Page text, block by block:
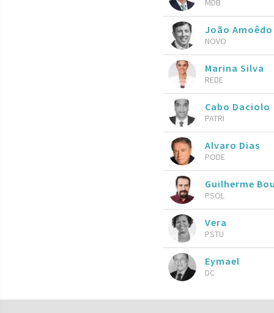
João Amoêdo
NOVO
Marina Silva
REDE
Cabo Daciolo
PATRI
Alvaro Dias
PODE
Guilherme
PSOL
Vera
PSTU
Eymael
DC